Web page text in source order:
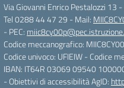
Via Giovanni Enrico Pestalozzi 13 -
Tel 0288 44 47 29 - Mail:
- PEC:
Codice meccanografico:
Codice univoco: UFIEIW- Codice
IBAN: IT64R 03069 09540
- Obiettivi di accessibilità AgID: